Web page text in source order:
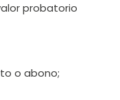
probatorio
o abono;